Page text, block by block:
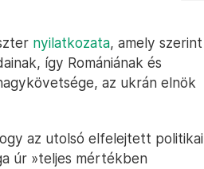
nyilatkozata, amely szerint
így Romániának és
az ukrán elnök
az utolsó elfelejtett politikai
úr »teljes mértékben